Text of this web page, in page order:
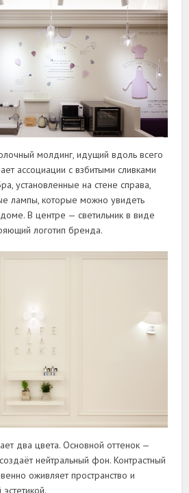
молдинг, идущий вдоль всего
ассоциации с взбитыми сливками
установленные на стене справа,
лампы, которые можно увидеть
В центре — светильник в виде
логотип бренда.
два цвета. Основной оттенок —
нейтральный фон. Контрастный
оживляет пространство и